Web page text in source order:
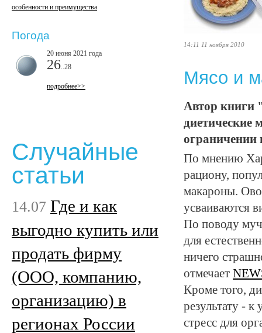
14:11 11 ноября 2010
Мясо и
Автор книги
диетические
ограничении
По мнению
рациону,
макароны.
усваиваются
По поводу
для
ничего
отмечает
Кроме того,
результату -
стресс для
особенности и преимущества
Погода
20 июня 2021 года
26 ..28
подробнее>>
Случайные
статьи
14.07 Где и как
выгодно купить или
продать фирму
(ООО, компанию,
организацию) в
регионах России